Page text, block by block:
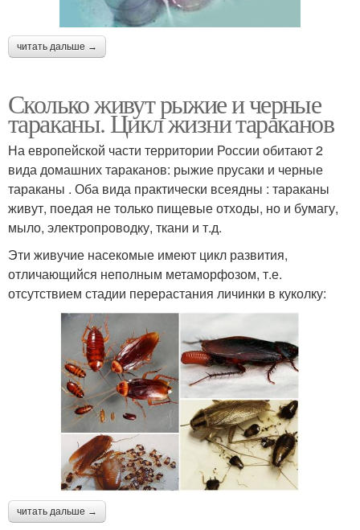
читать дальше →
Сколько живут рыжие и черные
тараканы. Цикл жизни тараканов
На европейской части территории России обитают 2
вида домашних тараканов: рыжие прусаки и черные
тараканы . Оба вида практически всеядны : тараканы
живут, поедая не только пищевые отходы, но и бумагу,
мыло, электропроводку, ткани и т.д.
Эти живучие насекомые имеют цикл развития,
отличающийся неполным метаморфозом, т.е.
отсутствием стадии перерастания личинки в куколку:
читать дальше →